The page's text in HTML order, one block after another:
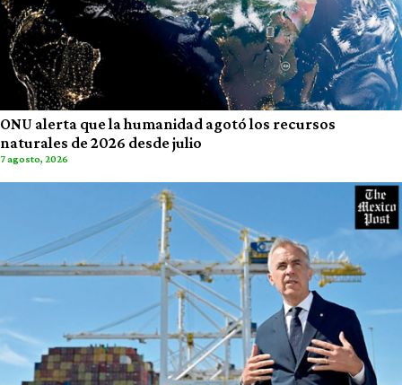
ONU alerta que la humanidad agotó los recursos
naturales de 2026 desde julio
7 agosto, 2026